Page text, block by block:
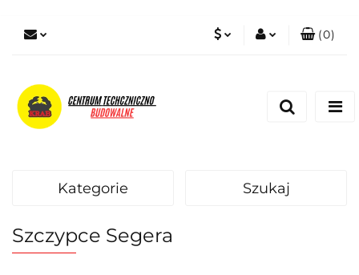
(0)
Kategorie Szukaj
Szczypce Segera